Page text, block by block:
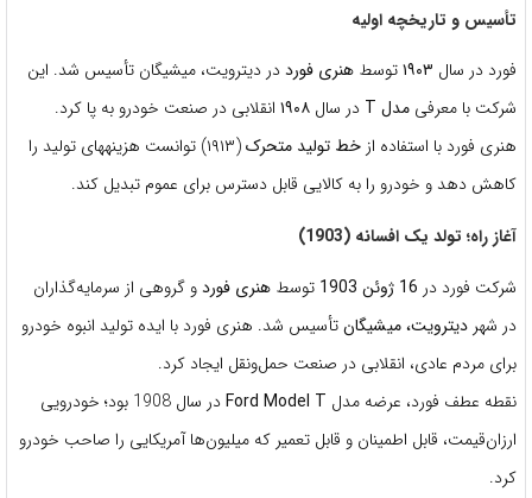
تأسیس و تاریخچه اولیه
فورد در سال ۱۹۰۳توسط هنری فورد در دیترویت، میشیگان تأسیس شد. این
شرکت با معرفی مدل T در سال ۱۹۰۸ انقلابی در صنعت خودرو به پا کرد.
هنری فورد با استفاده از خط تولید متحرک
(۱۹۱۳) توانست هزینههای تولید را
کاهش دهد و خودرو را به کالایی قابل دسترس برای عموم تبدیل کند.
آغاز راه؛ تولد یک افسانه (1903)
شرکت فورد در 16 ژوئن 1903 توسط هنری فوردو گروهی از سرمایه‌گذاران
در شهر دیترویت، میشیگانتأسیس شد. هنری فورد با ایده تولید انبوه خودرو
برای مردم عادی، انقلابی در صنعت حمل‌ونقل ایجاد کرد.
نقطه عطف فورد، عرضه مدل Ford Model T
در سال 1908 بود؛ خودرویی
ارزان‌قیمت، قابل اطمینان و قابل تعمیر که میلیون‌ها آمریکایی را صاحب خودرو
کرد.